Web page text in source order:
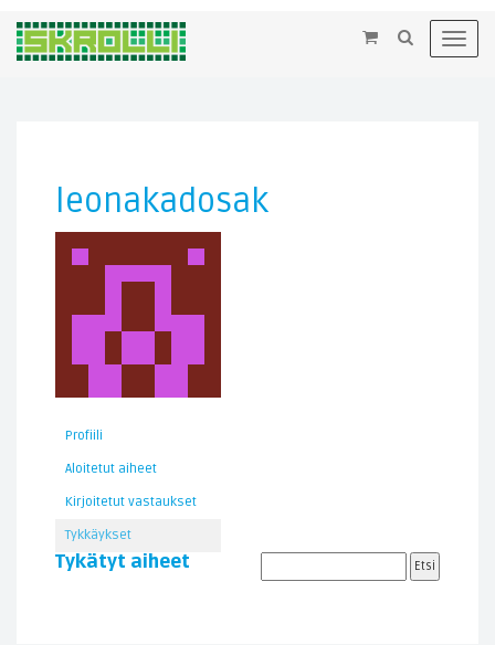
×
leonakadosak
Profiili
Aloitetut aiheet
Kirjoitetut vastaukset
Tykkäykset
Tykätyt aiheet